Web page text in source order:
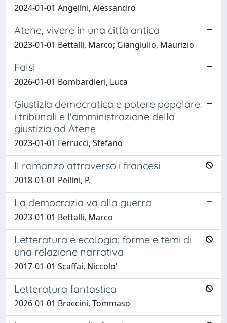
2024-01-01 Angelini, Alessandro
Atene, vivere in una città antica
2023-01-01 Bettalli, Marco; Giangiulio, Maurizio
Falsi
2026-01-01 Bombardieri, Luca
Giustizia democratica e potere popolare:
i tribunali e l'amministrazione della
giustizia ad Atene
2023-01-01 Ferrucci, Stefano
Il romanzo attraverso i francesi
2018-01-01 Pellini, P.
La democrazia va alla guerra
2023-01-01 Bettalli, Marco
Letteratura e ecologia: forme e temi di
una relazione narrativa
2017-01-01 Scaffai, Niccolo'
Letteratura fantastica
2026-01-01 Braccini, Tommaso